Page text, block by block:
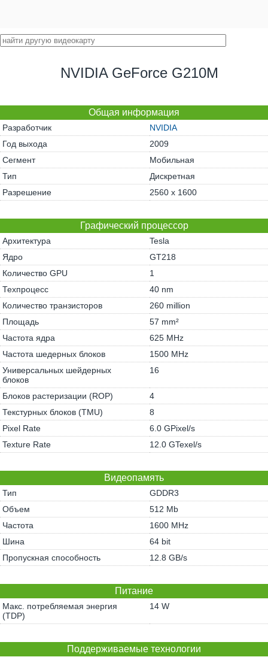
NVIDIA GeForce G210M
Общая информация
Разработчик
NVIDIA
Год выхода
2009
Сегмент
Мобильная
Тип
Дискретная
Разрешение
2560 x 1600
Графический процессор
Архитектура
Tesla
Ядро
GT218
Количество GPU
1
Техпроцесс
40 nm
Количество транзисторов
260 million
Площадь
57 mm²
Частота ядра
625 MHz
Частота шедерных блоков
1500 MHz
Универсальных шейдерных
блоков
16
Блоков растеризации (ROP)
4
Текстурных блоков (TMU)
8
Pixel Rate
6.0 GPixel/s
Texture Rate
12.0 GTexel/s
Видеопамять
Тип
GDDR3
Объем
512 Mb
Частота
1600 MHz
Шина
64 bit
Пропускная способность
12.8 GB/s
Питание
Макс. потребляемая энергия
(TDP)
14 W
Поддерживаемые технологии